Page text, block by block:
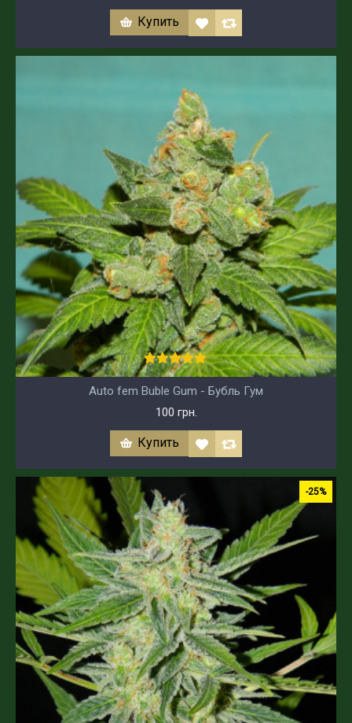
Купить
Auto fem Buble Gum - Бубль Гум
100 грн.
Купить
-25%